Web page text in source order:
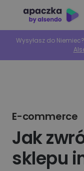
Wysyłasz do
E-commerce
Jak
sklepu